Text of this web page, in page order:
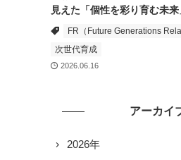
見えた「個性を彩り育む未
FR（Future Generations
次世代育成
2026.06.16
アーカイ
2026年